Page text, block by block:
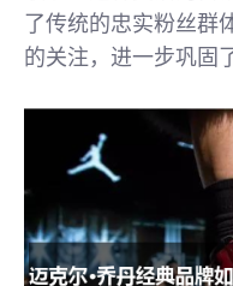
了传统的忠实粉丝群
的关注，进一步巩固